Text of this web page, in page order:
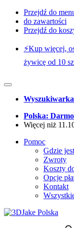
Przejdź do
do zawartości
Przejdź do
⚡️Kup więcej,
żywicę od 10
Wyszukiwarka
Polska:
Więcej niż
Pomoc
Gdzie
Zwroty
Koszty
Opcje
Kontakt